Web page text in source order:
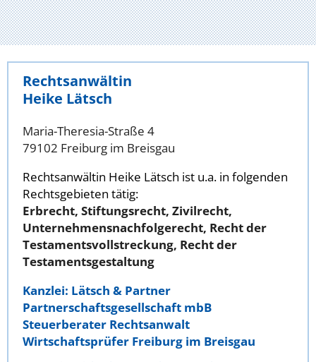
Rechtsanwältin
Heike Lätsch
Maria-Theresia-Straße 4
79102 Freiburg im Breisgau
Rechtsanwältin Heike Lätsch ist u.a. in folgenden
Rechtsgebieten tätig:
Erbrecht, Stiftungsrecht, Zivilrecht,
Unternehmensnachfolgerecht, Recht der
Testamentsvollstreckung, Recht der
Testamentsgestaltung
Kanzlei: Lätsch & Partner
Partnerschaftsgesellschaft mbB
Steuerberater Rechtsanwalt
Wirtschaftsprüfer Freiburg im Breisgau